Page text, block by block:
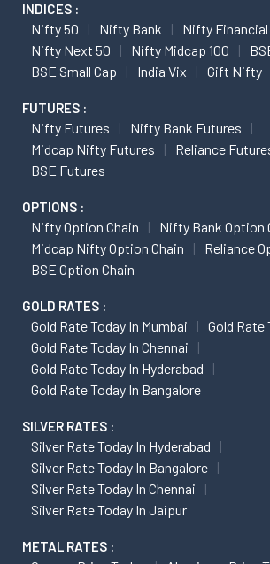
INDICES :
Nifty 50 Nifty Bank
Nifty
Nifty Next 50
Nifty Midcap 100
BSE Small Cap
India Vix Gift Nifty
FUTURES :
Nifty Futures
Nifty Bank Futures
Midcap Nifty Futures
Reliance
BSE Futures
OPTIONS :
Nifty Option Chain
Nifty Bank Option
Midcap Nifty Option Chain
Reliance
BSE Option Chain
GOLD RATES :
Gold Rate Today In Mumbai
Gold Rate
Gold Rate Today In Chennai
Gold Rate Today In Hyderabad
Gold Rate Today In Bangalore
SILVER RATES :
Silver Rate Today In Hyderabad
Silver Rate Today In Bangalore
Silver Rate Today In Chennai
Silver Rate Today In Jaipur
METAL RATES :